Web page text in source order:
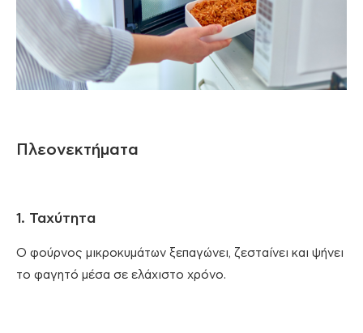
Πλεονεκτήματα
1. Ταχύτητα
Ο φούρνος μικροκυμάτων ξεπαγώνει, ζεσταίνει και ψήνει
το φαγητό μέσα σε ελάχιστο χρόνο.